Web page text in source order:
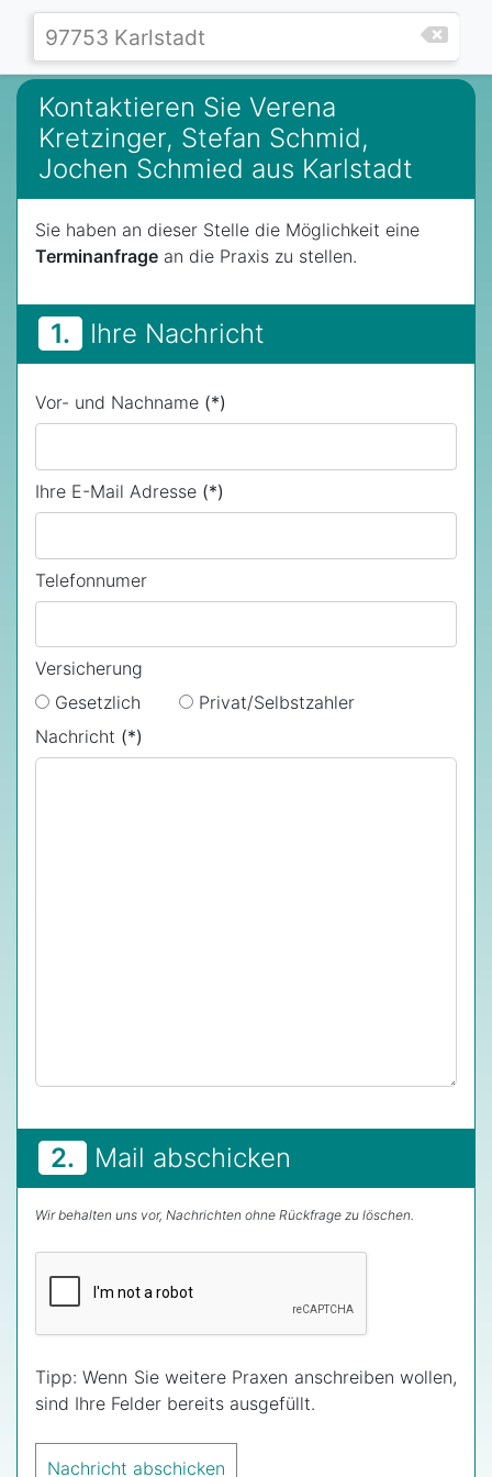
Kontaktieren Sie Verena
Kretzinger, Stefan Schmid,
Jochen Schmied aus Karlstadt
Sie haben an dieser Stelle die Möglichkeit eine
Terminanfrage an die Praxis zu stellen.
1. Ihre Nachricht
Vor- und Nachname (*)
Ihre E-Mail Adresse (*)
Telefonnumer
Versicherung
Gesetzlich
Privat/Selbstzahler
Nachricht (*)
2. Mail abschicken
Wir behalten uns vor, Nachrichten ohne Rückfrage zu löschen.
Tipp: Wenn Sie weitere Praxen anschreiben wollen,
sind Ihre Felder bereits ausgefüllt.
Nachricht abschicken